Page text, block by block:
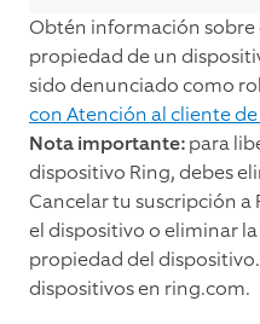
Obtén información
propiedad de un
sido denunciado como
con Atención al cliente de
Nota importante:para
dispositivo Ring, debes
Cancelar tu suscripción
el dispositivo o eliminar
propiedad del
dispositivos en ring.com.